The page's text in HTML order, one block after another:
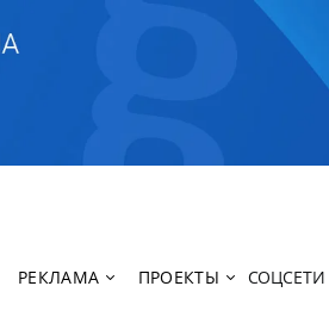
РЕКЛАМА ПРОЕКТЫ СОЦСЕТИ